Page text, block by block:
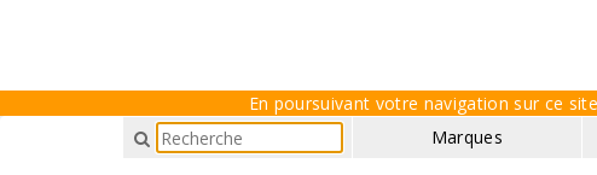
En poursuivant votre navigation sur ce
Marques